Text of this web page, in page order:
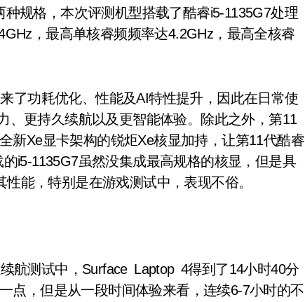
规格，本次评测机型搭载了酷睿i5-1135G7处理
，最高单核睿频频率达4.2GHz，最高全核睿
功耗优化、性能及AI特性提升，因此在日常使
更持久续航以及更智能体验。除此之外，第11
新Xe显卡架构的锐炬Xe核显加持，让第11代酷睿
i5-1135G7虽然没集成最高规格的核显，但是具
能，特别是在游戏测试中，表现不俗。
测试中，Surface Laptop 4得到了14小时40分
点，但是从一段时间体验来看，连续6-7小时的不